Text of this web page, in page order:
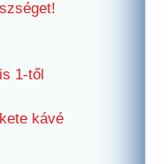
1-től
kávé